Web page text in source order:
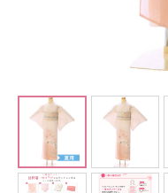
訪問着・付下げレンタル
ジュニア着物レンタル
ジュニア洋装レンタル
ベビー洋装レンタル